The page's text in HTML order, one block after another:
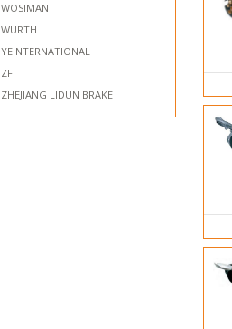
WOSIMAN
WURTH
YEINTERNATIONAL
ZF
ZHEJIANG LIDUN BRAKE